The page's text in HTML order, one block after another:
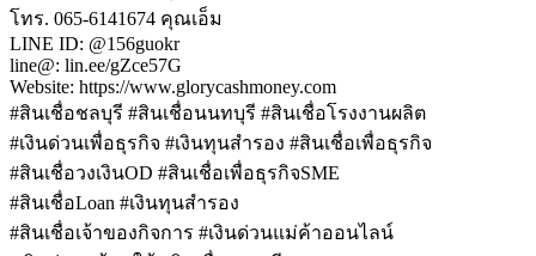
โทร. 065-6141674 คุณเอ็ม
LINE ID: @156guokr
line@: lin.ee/gZce57G
Website: https://www.glorycashmoney.com
#สินเชื่อชลบุรี #สินเชื่อนนทบุรี #สินเชื่อโรงงานผลิต
#เงินด่วนเพื่อธุรกิจ #เงินทุนสำรอง #สินเชื่อเพื่อธุรกิจ
#สินเชื่อวงเงินOD #สินเชื่อเพื่อธุรกิจSME
#สินเชื่อLoan #เงินทุนสำรอง
#สินเชื่อเจ้าของกิจการ #เงินด่วนแม่ค้าออนไลน์